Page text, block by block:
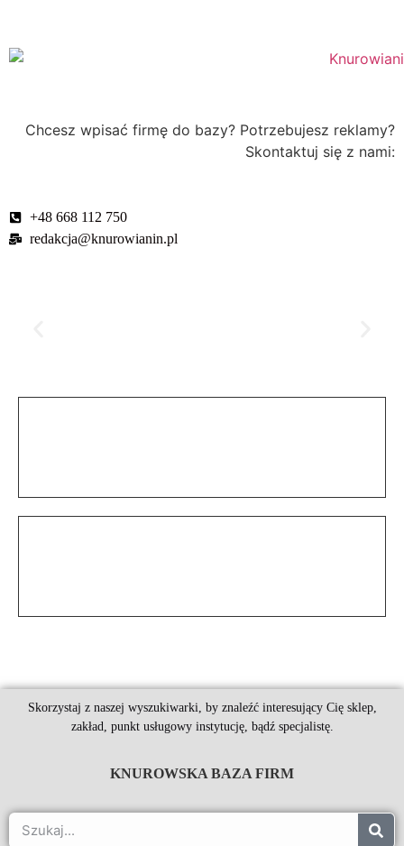
Chcesz wpisać firmę do bazy? Potrzebujesz reklamy?
Skontaktuj się z nami:
+48 668 112 750
redakcja@knurowianin.pl
Skorzystaj z naszej wyszukiwarki, by znaleźć interesujący Cię sklep,
zakład, punkt usługowy instytucję, bądź specjalistę.
KNUROWSKA BAZA FIRM